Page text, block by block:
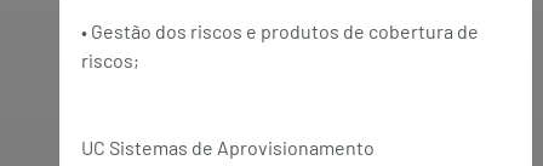
• Gestão dos riscos e produtos de cobertura de
riscos;
UC Sistemas de Aprovisionamento